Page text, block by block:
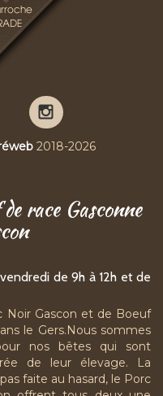
Pierre
sur
2018-2026
race Gasconne
de 9h à 12h et de
Noir Gascon et de Boeuf
le Gers.Nous sommes
nos bêtes qui sont
de leur élevage. La
faite au hasard, le Porc